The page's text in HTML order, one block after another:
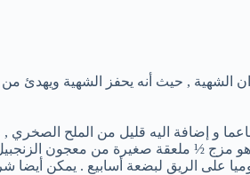
الشهية , حيث أنه يحفز الشهية ويهدئ
هو مزج ½ ملعقة صغيرة من معجون
على الريق لبضعة أسابيع . يمكن